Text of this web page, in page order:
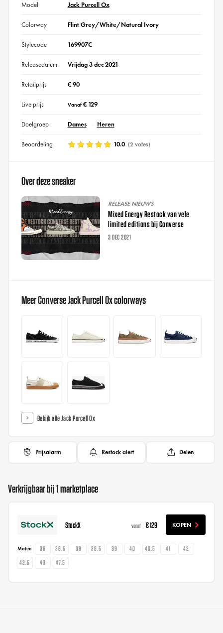
Model Jack Purcell Ox
Colorway Flint Grey/White/Natural Ivory
Stylecode 169907C
Releasedatum Vrijdag 3 dec 2021
Retailprijs € 90
Live prijs Vanaf€ 129
Doelgroep Dames Heren
Beoordeling 10.0 (2 votes)
Over deze sneaker
RELEASE NIEUWS
Mixed Energy Restock van vele
limited editions bij Converse
3 DEC 2021
Meer Converse Jack Purcell Ox colorways
Bekijk alle Jack Purcell Ox
Prijsalarm Restock alert Delen
Verkrijgbaar bij 1 marketplace
StockX vanaf € 129 KOPEN
Maten 36 36.5 38 38.5 39 40 40.5 41
42
42.5
43 47.5